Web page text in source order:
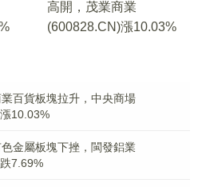
高開，茂業商業
(600828.CN)漲10.03%
業百貨板塊拉升，中央商場
10.03%
色金屬板塊下挫，閩發鋁業
7.69%